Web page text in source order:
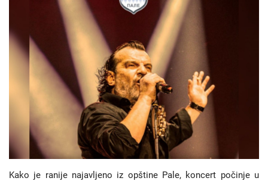
Turizam
Jezik
Latinica Ћирилица
Kako je ranije najavljeno iz opštine Pale, koncert počinje u